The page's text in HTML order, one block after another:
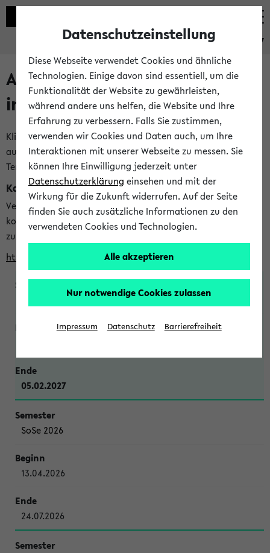
eKVV
Alle veröffentlichten Semester
im eKVV
Klicken Sie auf das Semester, welches Sie für Ihre Sitzung
auswählen möchten. Bitte beachten Sie auch die weiteren
Termine imKalender der Lehrplanung
Kalenderintegration
Verwenden Sie die folgende Adresse, um mit einer
kompatiblen Kalenderanwendung auf die Vorlesungszeiten
zuzugreifen (nähere Informationen
finden Sie hier
https://ekvv.uni-bielefeld.de/ws/calendar?vz
WiSe 2026/2027
05.02.2027
SoSe 2026
13.04.2026
24.07.2026
Datenschutzeinstellung
Diese Webseite verwendet Cookies und ähnliche
Technologien. Einige davon sind essentiell, um die
Funktionalität der Website zu gewährleisten,
während andere uns helfen, die Website und Ihre
Erfahrung zu verbessern. Falls Sie zustimmen,
verwenden wir Cookies und Daten auch, um Ihre
Interaktionen mit unserer Webseite zu messen. Sie
können Ihre Einwilligung jederzeit unter
Datenschutzerklärung einsehen und mit der
Wirkung für die Zukunft widerrufen. Auf der Seite
finden Sie auch zusätzliche Informationen zu den
verwendeten Cookies und Technologien.
Alle akzeptieren
Nur notwendige Cookies zulassen
Impressum Datenschutz Barrierefreiheit